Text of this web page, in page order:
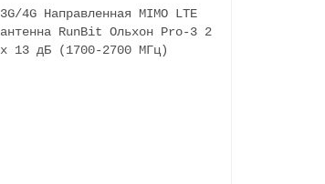
3G/4G Направленная MIMO LTE
антенна RunBit Ольхон Pro-3 2
x 13 дБ (1700-2700 МГц)